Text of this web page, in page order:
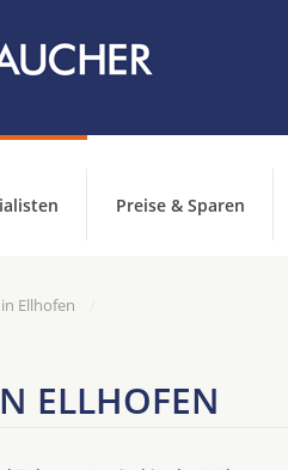
Preise & Sparen
Ellhofen
ELLHOFEN